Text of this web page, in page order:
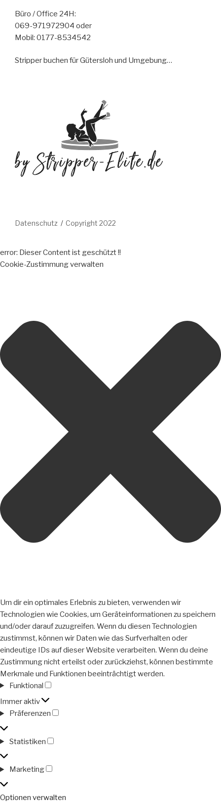
Büro / Office 24H:
069-971972904 oder
Mobil: 0177-8534542
Stripper buchen für Gütersloh und Umgebung…
Datenschutz Copyright 2022
error: Dieser Content ist geschützt !!
Cookie-Zustimmung verwalten
Um dir ein optimales Erlebnis zu bieten, verwenden wir
Technologien wie Cookies, um Geräteinformationen zu speichern
und/oder darauf zuzugreifen. Wenn du diesen Technologien
zustimmst, können wir Daten wie das Surfverhalten oder
eindeutige IDs auf dieser Website verarbeiten. Wenn du deine
Zustimmung nicht erteilst oder zurückziehst, können bestimmte
Merkmale und Funktionen beeinträchtigt werden.
Funktional
Funktional
Immer aktiv
Präferenzen
Präferenzen
Statistiken
Statistiken
Marketing
Marketing
Optionen verwalten